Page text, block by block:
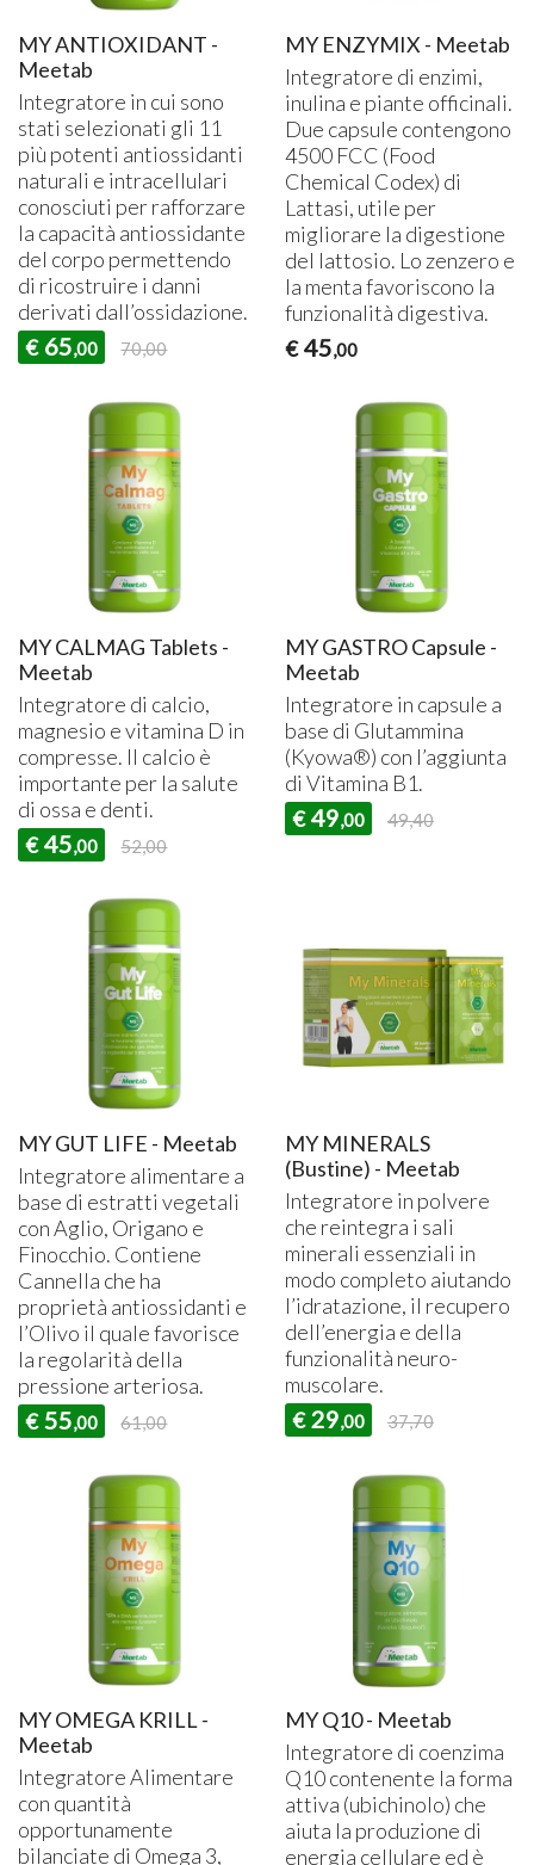
MY ANTIOXIDANT -
Meetab
Integratore in cui sono
stati selezionati gli 11
più potenti antiossidanti
naturali e intracellulari
conosciuti per rafforzare
la capacità antiossidante
del corpo permettendo
di ricostruire i danni
derivati dall’ossidazione.
€ 65,00 70,00
MY ENZYMIX - Meetab
Integratore di enzimi,
inulina e piante officinali.
Due capsule contengono
4500 FCC (Food
Chemical Codex) di
Lattasi, utile per
migliorare la digestione
del lattosio. Lo zenzero e
la menta favoriscono la
funzionalità digestiva.
€ 45,00
MY CALMAG Tablets -
Meetab
Integratore di calcio,
magnesio e vitamina D in
compresse. Il calcio è
importante per la salute
di ossa e denti.
€ 45,00 52,00
MY GASTRO Capsule -
Meetab
Integratore in capsule a
base di Glutammina
(Kyowa®) con l’aggiunta
di Vitamina B1.
€ 49,00 49,40
MY GUT LIFE - Meetab
Integratore alimentare a
base di estratti vegetali
con Aglio, Origano e
Finocchio. Contiene
Cannella che ha
proprietà antiossidanti e
l’Olivo il quale favorisce
la regolarità della
pressione arteriosa.
€ 55,00 61,00
MY MINERALS
(Bustine) - Meetab
Integratore in polvere
che reintegra i sali
minerali essenziali in
modo completo aiutando
l’idratazione, il recupero
dell’energia e della
funzionalità neuro-
muscolare.
€ 29,00 37,70
MY OMEGA KRILL -
Meetab
Integratore Alimentare
con quantità
opportunamente
bilanciate di Omega 3,
MY Q10 - Meetab
Integratore di coenzima
Q10 contenente la forma
attiva (ubichinolo) che
aiuta la produzione di
energia cellulare ed è